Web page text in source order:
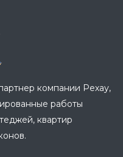
компании Рехау,
работы
квартир